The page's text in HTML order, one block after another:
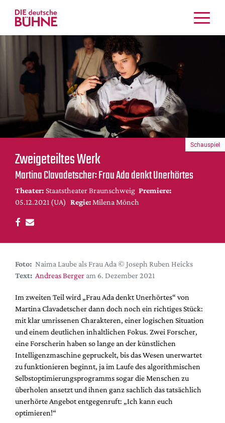
Schauspiel
Musiktheater
Crossover
Bühnenwelt
Festivals & Veranstaltungen
Menschen & Theater
Themen
Internationales
Nachrufe
DdB-map
Premierensuche
Festival-Planer
Hefte
Alle Hefte
Leseproben
Podcast
Service
Shop / Abo
Newsletter
Redaktion
Zweigeteiltes Werk
Martina Clavadetscher: Frau Ada denkt Unerhörtes
Theater: Staatstheater Braunschweig Premiere:
05.12.2021 (UA) Regie: Milena Mönch
Schauspiel
Foto: Naima Laube als Frau Ada © Joseph Ruben Heicks
Text: Andreas Berger am 6. Dezember 2021
Im zweiten Teil wird „Frau Ada denkt Unerhörtes“ von
Martina Clavadetscher dann doch noch ein richtiges Stück:
mit klar umrissenen Charakteren, einer logischen Situation
und einem deutlichen inhaltlichen Fokus. Zwei Forscher,
eine Forscherin haben so lange an der künstlichen
Intelligenzmaschine gepruckelt, bis das Wesen unerwartet
zu funktionieren beginnt, ja im Laufe des algorithmischen
Selbstoptimierungsprogramms sogar die Menschen zu
überholen ansetzt und ihnen ganz sachlich das tatsächlich
unerhörte Angebot entgegenruft: „Ich kann euch
optimieren!“